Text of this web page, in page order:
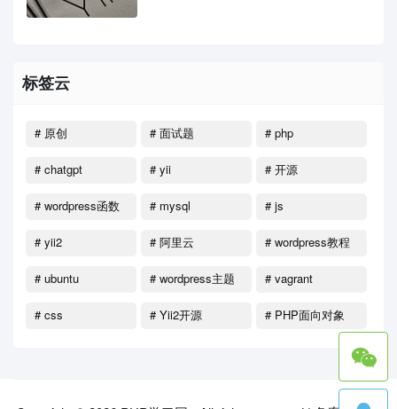
标签云
# 原创 # 面试题 # php
# chatgpt # yii # 开源
# wordpress函数 # mysql # js
# yii2 # 阿里云 # wordpress教程
# ubuntu # wordpress主题 # vagrant
# css # Yii2开源 # PHP面向对象